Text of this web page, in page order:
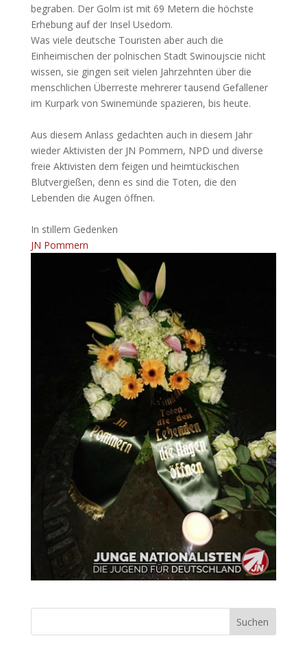
begraben. Der Golm ist mit 69 Metern die höchste
Erhebung auf der Insel Usedom.
Was viele deutsche Touristen aber auch die
Einheimischen der polnischen Stadt Swinoujscie nicht
wissen, sie gingen seit vielen Jahrzehnten über die
menschlichen Überreste mehrerer tausend Gefallener
im Kurpark von Swinemünde spazieren, bis heute.
Aus diesem Anlass gedachten auch in diesem Jahr
wieder Aktivisten der JN Pommern, NPD und diverse
freie Aktivisten dem feigen und heimtückischen
Blutvergießen, denn es sind die Toten, die den
Lebenden die Augen öffnen.
In stillem Gedenken
JN Pommern